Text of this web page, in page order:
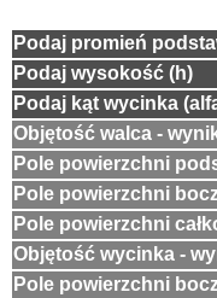
Podaj promień
Podaj wysokość (h)
Podaj kąt wycinka
Objętość walca -
Pole powierzchni
Pole powierzchni
Pole powierzchni
Objętość wycinka -
Pole powierzchni